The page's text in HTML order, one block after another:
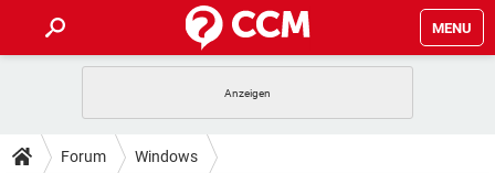
MENU
ANDROID
TIPPS & TRICKS
Forum Windows